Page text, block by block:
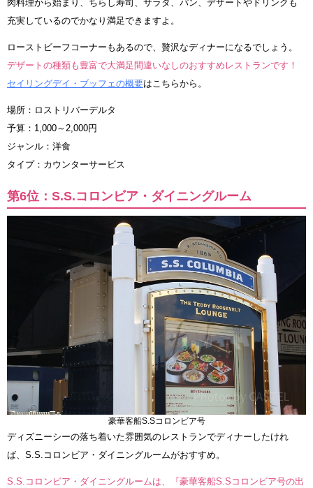
肉料理から始まり、ちらし寿司、サラダ、パン、デザートやドリンクも
充実しているのでかなり満足できますよ。
ローストビーフコーナーもあるので、贅沢なディナーになるでしょう。
デザートの種類も豊富で大満足間違いなしのおすすめレストランです！
セイリングデイ・ブッフェの概要はこちらから。
場所：ロストリバーデルタ
予算：1,000～2,000円
ジャンル：洋食
タイプ：カウンターサービス
第6位：S.S.コロンビア・ダイニングルーム
豪華客船S.Sコロンビア号
ディズニーシーの落ち着いた雰囲気のレストランでディナーしたけれ
ば、S.S.コロンビア・ダイニングルームがおすすめ。
S.S.コロンビア・ダイニングルームは、『豪華客船S.Sコロンビア号の出